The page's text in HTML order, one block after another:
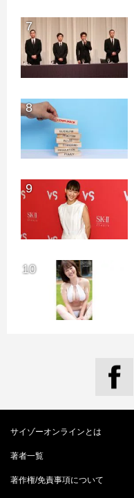
7
8
9
10
サイゾーオンラインとは
著者一覧
著作権/免責事項について